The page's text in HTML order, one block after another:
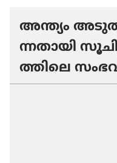
അന്ത്യം
ന്ന​താ​യി
ത്തി​ലെ